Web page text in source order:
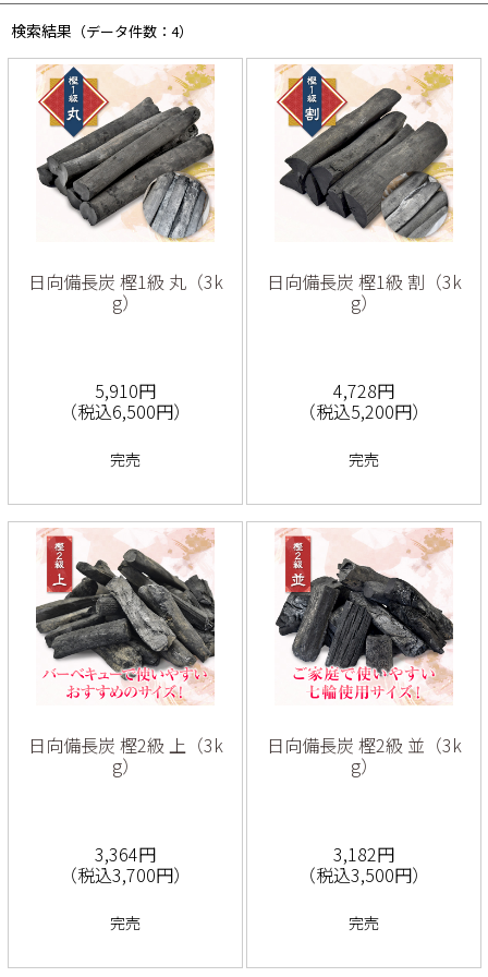
検索結果 （データ件数：4）
日向備長炭 樫1級 丸（3k
g）
5,910円
（税込6,500円）
完売
日向備長炭 樫1級 割（3k
g）
4,728円
（税込5,200円）
完売
日向備長炭 樫2級 上（3k
g）
3,364円
（税込3,700円）
完売
日向備長炭 樫2級 並（3k
g）
3,182円
（税込3,500円）
完売